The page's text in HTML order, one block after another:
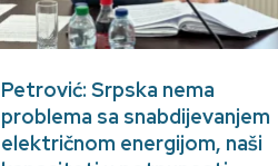
Petrović: Srpska nema
problema sa snabdijevanjem
električnom energijom, naši